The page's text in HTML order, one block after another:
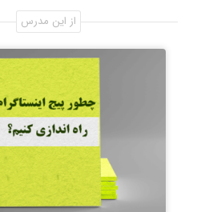
از این مدرس